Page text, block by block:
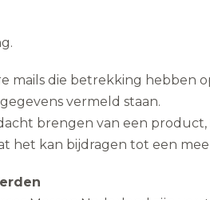
mails die betrekking hebben
vermeld staan.
brengen van een
het kan bijdragen tot een